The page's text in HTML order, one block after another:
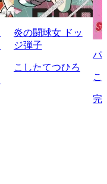
炎の闘球女 ドッ
ジ弾子
こしたてつひろ
パ
こ
完